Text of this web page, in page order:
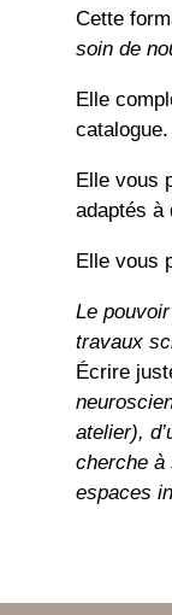
Cette
soin de
Elle
catalogue.
Elle vous
adaptés à
Elle vous
Le
travaux
Écrire
atelier),
cherche à
espaces